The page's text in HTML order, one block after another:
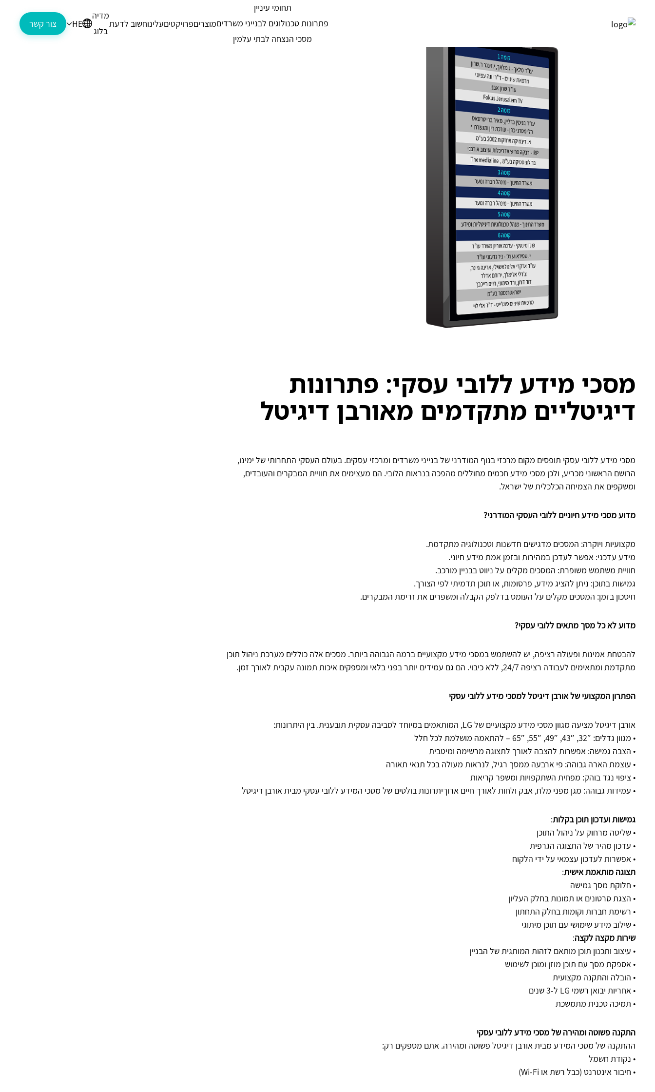
תחומי עיניין
פתרונות טכנולוגים לבנייני משרדים
מסכי הנצחה לבתי עלמין
מוצריםפרויקטיםעלינוחשוב לדעת
מדיה
בלוג
HE צור קשר
מסכי מידע ללובי עסקי: פתרונות
דיגיטליים מתקדמים מאורבן דיגיטל
מסכי מידע ללובי עסקי תופסים מקום מרכזי בנוף המודרני של בנייני משרדים ומרכזי עסקים. בעולם העסקי התחרותי של ימינו,
הרושם הראשוני מכריע, ולכן מסכי מידע חכמים מחוללים מהפכה בנראות הלובי. הם מעצימים את חוויית המבקרים והעובדים,
ומשקפים את הצמיחה הכלכלית של ישראל.
מדוע מסכי מידע חיוניים ללובי העסקי המודרני?
מקצועיות ויוקרה: המסכים מדגישים חדשנות וטכנולוגיה מתקדמת.
מידע עדכני: אפשר לעדכן במהירות ובזמן אמת מידע חיוני.
חוויית משתמש משופרת: המסכים מקלים על ניווט בבניין מורכב.
גמישות בתוכן: ניתן להציג מידע, פרסומות, או תוכן תדמיתי לפי הצורך.
חיסכון בזמן: המסכים מקלים על העומס בדלפק הקבלה ומשפרים את זרימת המבקרים.
מדוע לא כל מסך מתאים ללובי עסקי?
להבטחת אמינות ופעולה רציפה, יש להשתמש במסכי מידע מקצועיים ברמה הגבוהה ביותר. מסכים אלה כוללים מערכת ניהול תוכן
מתקדמת ומתאימים לעבודה רציפה 24/7, ללא כיבוי. הם גם עמידים יותר בפני בלאי ומספקים איכות תמונה עקבית לאורך זמן.
הפתרון המקצועי של אורבן דיגיטל למסכי מידע ללובי עסקי
אורבן דיגיטל מציעה מגוון מסכי מידע מקצועיים של LG, המותאמים במיוחד לסביבה עסקית תובענית. בין היתרונות:
• מגוון גדלים: 32″, 43″, 49″, 55″, 65″ – להתאמה מושלמת לכל חלל
• הצבה גמישה: אפשרות להצבה לאורך לתצוגה מרשימה ומיטבית
• עוצמת הארה גבוהה: פי ארבעה ממסך רגיל, לנראות מעולה בכל תנאי תאורה
• ציפוי נגד בוהק: מפחית השתקפויות ומשפר קריאות
• עמידות גבוהה: מגן מפני מלח, אבק ולחות לאורך חיים ארוךיתרונות בולטים של מסכי המידע ללובי עסקי מבית אורבן דיגיטל
גמישות ועדכון תוכן בקלות:
• שליטה מרחוק על ניהול התוכן
• עדכון מהיר של התצוגה הגרפית
• אפשרות לעדכון עצמאי על ידי הלקוח
תצוגה מותאמת אישית:
• חלוקת מסך גמישה
• הצגת סרטונים או תמונות בחלק העליון
• רשימת חברות וקומות בחלק התחתון
• שילוב מידע שימושי עם תוכן מיתוגי
שירות מקצה לקצה:
• עיצוב ותכנון תוכן מותאם לזהות המותגית של הבניין
• אספקת מסך עם תוכן מוזן ומוכן לשימוש
• הובלה והתקנה מקצועית
• אחריות יבואן רשמי LG ל-3 שנים
• תמיכה טכנית מתמשכת
התקנה פשוטה ומהירה של מסכי מידע ללובי עסקי
ההתקנה של מסכי המידע מבית אורבן דיגיטל פשוטה ומהירה. אתם מספקים רק:
• נקודת חשמל
• חיבור אינטרנט (כבל רשת או Wi-Fi)